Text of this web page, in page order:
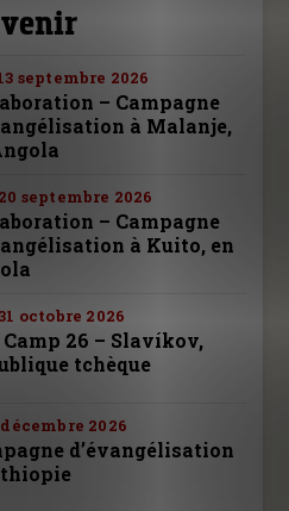
venir
septembre 2026
– Campagne
à Malanje,
septembre 2026
– Campagne
à Kuito, en
octobre 2026
26 – Slavíkov,
tchèque
décembre 2026
d’évangélisation